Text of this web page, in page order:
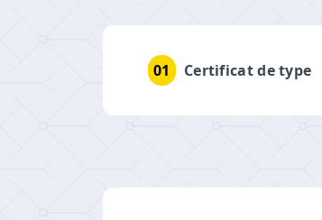
01 Certificat de type